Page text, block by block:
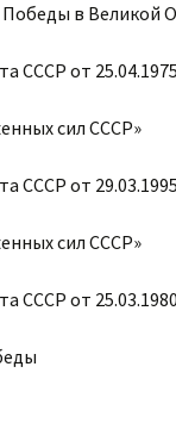
в Великой
СССР от
сил СССР»
СССР от
сил СССР»
СССР от